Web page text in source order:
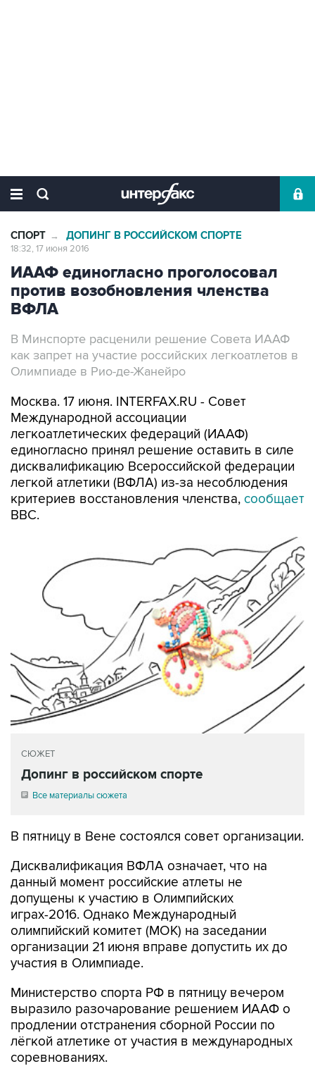
СПОРТ → ДОПИНГ В РОССИЙСКОМ СПОРТЕ
18:32, 17 июня 2016
ИААФ единогласно проголосовал
против возобновления членства
ВФЛА
В Минспорте расценили решение Совета ИААФ
как запрет на участие российских легкоатлетов в
Олимпиаде в Рио-де-Жанейро
Москва. 17 июня. INTERFAX.RU - Совет
Международной ассоциации
легкоатлетических федераций (ИААФ)
единогласно принял решение оставить в силе
дисквалификацию Всероссийской федерации
легкой атлетики (ВФЛА) из-за несоблюдения
критериев восстановления членства, сообщает
BBC.
СЮЖЕТ
Допинг в российском спорте
Все материалы сюжета
В пятницу в Вене состоялся совет организации.
Дисквалификация ВФЛА означает, что на
данный момент российские атлеты не
допущены к участию в Олимпийских
играх-2016. Однако Международный
олимпийский комитет (МОК) на заседании
организации 21 июня вправе допустить их до
участия в Олимпиаде.
Министерство спорта РФ в пятницу вечером
выразило разочарование решением ИААФ о
продлении отстранения сборной России по
лёгкой атлетике от участия в международных
соревнованиях.